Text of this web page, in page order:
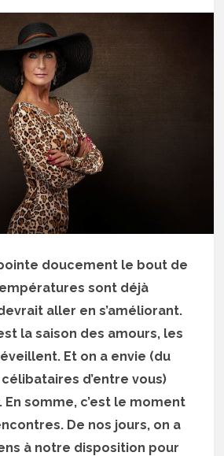
doucement le bout de
sont déjà
aller en s’améliorant.
la saison des amours, les
Et on a envie (du
d’entre vous)
somme, c’est le moment
De nos jours, on a
à notre disposition pour